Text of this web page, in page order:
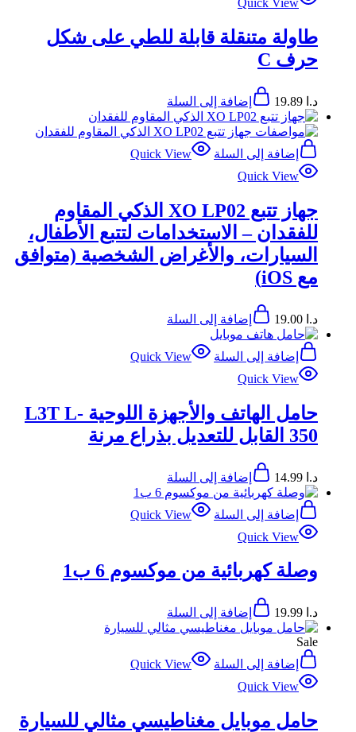
Quick View
طاولة متنقلة قابلة للطي على شكل
حرف C
د.ا إضافة إلى السلة
إضافة إلى السلة
Quick View
Quick View
جهاز تتبع XO LP02 الذكي المقاوم
للفقدان – الاستخدامات لتتبع الأطفال،
السيارات، والأغراض الشخصية (متوافق
مع iOS)
د.ا إضافة إلى السلة
إضافة إلى السلة
Quick View
Quick View
حامل الهاتف والأجهزة اللوحية L3T L-
350 القابل للتعديل بذراع مرنة
د.ا إضافة إلى السلة
إضافة إلى السلة
Quick View
Quick View
وصلة كهربائية من موكسوم 6 ب1
د.ا إضافة إلى السلة
Sale
إضافة إلى السلة
Quick View
Quick View
حامل موبايل مغناطيسي مثالي للسيارة